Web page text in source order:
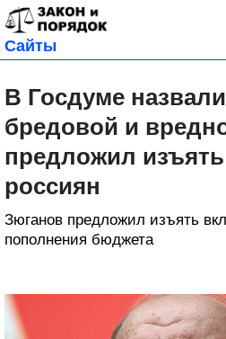
Сайты
В Госдуме
бредовой и
предложил
россиян
Зюганов предложил изъять
пополнения бюджета